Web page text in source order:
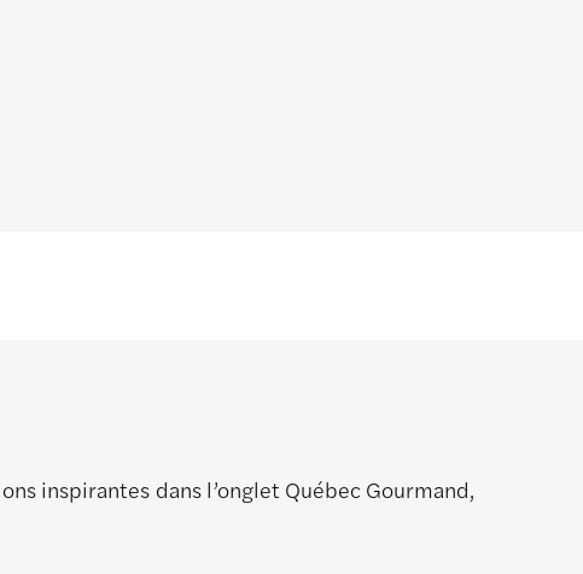
inspirantes dans l’onglet Québec Gourmand,